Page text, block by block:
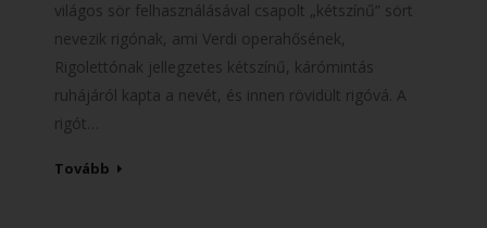
világos sör felhasználásával csapolt „kétszínű” sört
nevezik rigónak, ami Verdi operahősének,
Rigolettónak jellegzetes kétszínű, kárómintás
ruhájáról kapta a nevét, és innen rövidült rigóvá. A
rigót…
Tovább